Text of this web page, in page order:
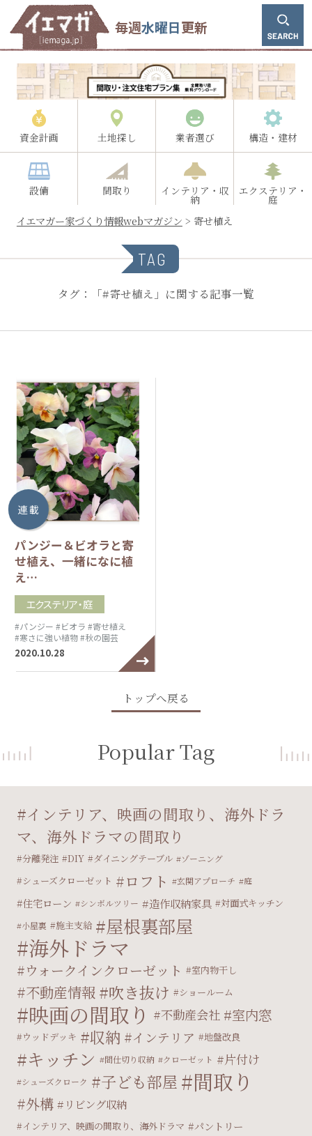
毎週水曜日更新
資金計画 土地探し 業者選び 構造・建材
設備 間取り インテリア・収
納
エクステリア・
庭
イエマガー家づくり情報webマガジン > 寄せ植え
TAG
タグ：「#寄せ植え」に関する記事一覧
連 載
パンジー＆ビオラと寄
せ植え、一緒になに植
え…
エクステリア・庭
#パンジー #ビオラ #寄せ植え
#寒さに強い植物#秋の園芸
2020.10.28
トップへ戻る
Popular Tag
インテリア、映画の間取り、海外ドラ
マ、海外ドラマの間取り
分離発注 DIY ダイニングテーブル ゾーニング
シューズクローゼット ロフト 玄関アプローチ 庭
住宅ローン シンボルツリー 造作収納家具 対面式キッチン
小屋裏 施主支給 屋根裏部屋
海外ドラマ
ウォークインクローゼット 室内物干し
不動産情報 吹き抜け ショールーム
映画の間取り 不動産会社 室内窓
ウッドデッキ 収納 インテリア 地盤改良
キッチン 間仕切り収納 クローゼット 片付け
シューズクローク 子ども部屋 間取り
外構 リビング収納
インテリア、映画の間取り、海外ドラマ パントリー